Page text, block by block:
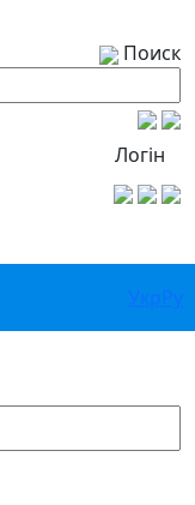
Поиск
Логін
УкрРу